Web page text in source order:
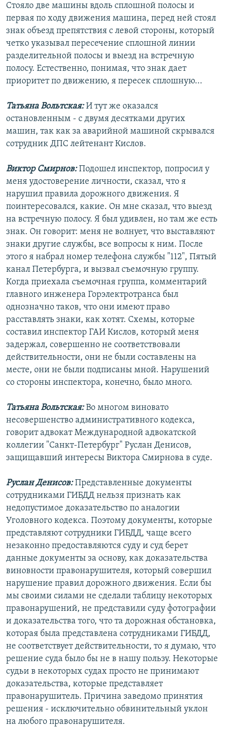
Стояло две машины вдоль сплошной полосы и
первая по ходу движения машина, перед ней стоял
знак объезд препятствия с левой стороны, который
четко указывал пересечение сплошной линии
разделительной полосы и выезд на встречную
полосу. Естественно, понимая, что знак дает
приоритет по движению, я пересек сплошную...
Татьяна Вольтская:И тут же оказался
остановленным - с двумя десятками других
машин, так как за аварийной машиной скрывался
сотрудник ДПС лейтенант Кислов.
Виктор Смирнов:Подошел инспектор, попросил у
меня удостоверение личности, сказал, что я
нарушил правила дорожного движения. Я
поинтересовался, какие. Он мне сказал, что выезд
на встречную полосу. Я был удивлен, но там же есть
знак. Он говорит: меня не волнует, что выставляют
знаки другие службы, все вопросы к ним. После
этого я набрал номер телефона службы "112", Пятый
канал Петербурга, и вызвал съемочную группу.
Когда приехала съемочная группа, комментарий
главного инженера Горэлектротранса был
однозначно таков, что они имеют право
расставлять знаки, как хотят. Схемы, которые
составил инспектор ГАИ Кислов, который меня
задержал, совершенно не соответствовали
действительности, они не были составлены на
месте, они не были подписаны мной. Нарушений
со стороны инспектора, конечно, было много.
Татьяна Вольтская:Во многом виновато
несовершенство административного кодекса,
говорит адвокат Международной адвокатской
коллегии "Санкт-Петербург" Руслан Денисов,
защищавший интересы Виктора Смирнова в суде.
Руслан Денисов:Представленные документы
сотрудниками ГИБДД нельзя признать как
недопустимое доказательство по аналогии
Уголовного кодекса. Поэтому документы, которые
представляют сотрудники ГИБДД, чаще всего
незаконно предоставляются суду и суд берет
данные документы за основу, как доказательства
виновности правонарушителя, который совершил
нарушение правил дорожного движения. Если бы
мы своими силами не сделали таблицу некоторых
правонарушений, не представили суду фотографии
и доказательства того, что та дорожная обстановка,
которая была представлена сотрудниками ГИБДД,
не соответствует действительности, то я думаю, что
решение суда было бы не в нашу пользу. Некоторые
судьи в некоторых судах просто не принимают
доказательства, которые представляет
правонарушитель. Причина заведомо принятия
решения - исключительно обвинительный уклон
на любого правонарушителя.